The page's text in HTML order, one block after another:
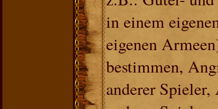
in einem
eigenen
bestimmen,
anderer